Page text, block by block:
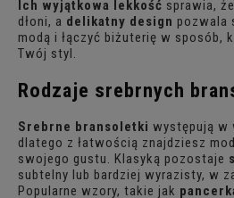
Ich wyjątkowa lekkość sprawia,
dłoni, a delikatny design pozwala
modą i łączyć biżuterię w sposób,
Twój styl.
Rodzaje srebrnych
Srebrne bransoletki występują w
dlatego z łatwością znajdziesz
swojego gustu. Klasyką pozostaje
subtelny lub bardziej wyrazisty, w
Popularne wzory, takie jak